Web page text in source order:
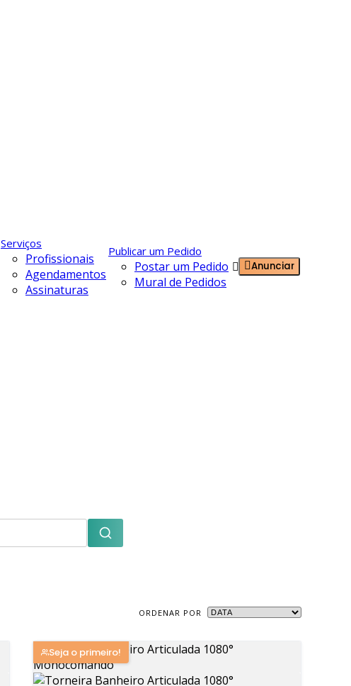
Serviços
Profissionais
Agendamentos
Assinaturas
Publicar um Pedido
Postar um Pedido
Mural de Pedidos
Entrar
Anunciar
ORDENAR POR
Seja o primeiro!